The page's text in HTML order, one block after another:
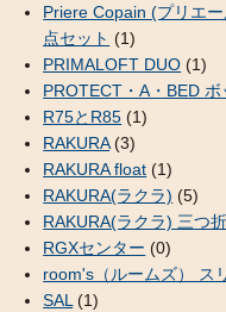
Priere Copain (プリエ
点セット (1)
PRIMALOFT DUO (1)
PROTECT・A・BED
R75とR85 (1)
RAKURA(3)
RAKURA float (1)
RAKURA(ラクラ) (5)
RAKURA(ラクラ) 三つ
RGXセンター (0)
room's（ルームズ） ス
SAL (1)